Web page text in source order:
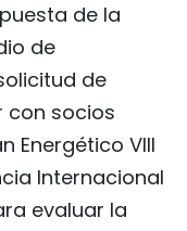
de la
de
de
con socios
Energético VIII
Internacional
evaluar la